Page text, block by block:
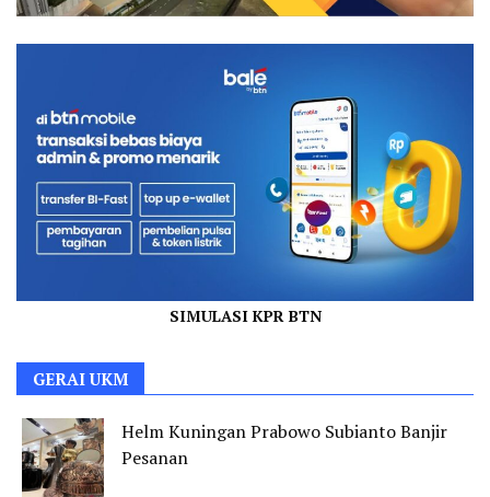
SIMULASI KPR BTN
GERAI UKM
Helm Kuningan Prabowo Subianto Banjir
Pesanan